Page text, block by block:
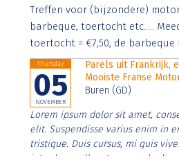
Aenean faucibus nibh et justo
imperdiet. Nunc ut sem vitae
Treffen voor (bijzondere)
barbeque, toertocht etc.....
toertocht = €7,50, de barbeque
Thursday
05
NOVEMBER
Parels uit Frankrijk,
Mooiste Franse
Buren (GD)
Lorem ipsum dolor sit amet,
elit. Suspendisse varius enim in
tristique. Duis cursus, mi quis
interdum nulla, ut commodo